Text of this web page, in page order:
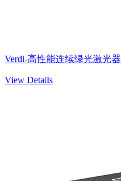
Verdi-高性能连续绿光激光器
View Details